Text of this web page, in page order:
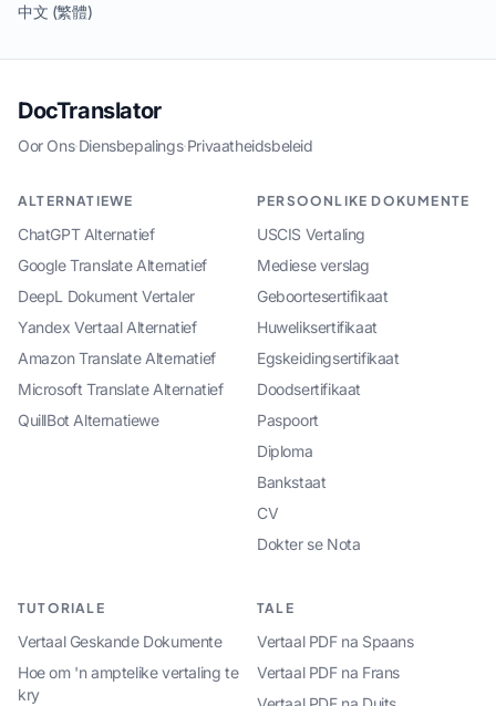
中文 (繁體)
DocTranslator
Oor Ons·Diensbepalings·Privaatheidsbeleid
ALTERNATIEWE
ChatGPT Alternatief
Google Translate Alternatief
DeepL Dokument Vertaler
Yandex Vertaal Alternatief
Amazon Translate Alternatief
Microsoft Translate Alternatief
QuillBot Alternatiewe
PERSOONLIKE DOKUMENTE
USCIS Vertaling
Mediese verslag
Geboortesertifikaat
Huweliksertifikaat
Egskeidingsertifikaat
Doodsertifikaat
Paspoort
Diploma
Bankstaat
CV
Dokter se Nota
TUTORIALE
Vertaal Geskande Dokumente
Hoe om 'n amptelike vertaling te
kry
TALE
Vertaal PDF na Spaans
Vertaal PDF na Frans